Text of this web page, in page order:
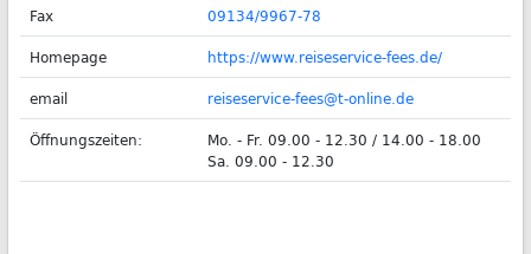
Fax
09134/9967-78
Homepage
https://www.reiseservice-fees.de/
email
reiseservice-fees@t-online.de
Öffnungszeiten:
Mo. - Fr. 09.00 - 12.30 / 14.00 - 18.00
Sa. 09.00 - 12.30